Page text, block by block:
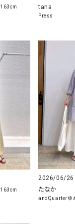
163cm
tana
Press
163cm
2026/06/26
たなか
andQuarterゆ